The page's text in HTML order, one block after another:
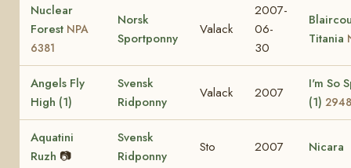
Nuclear
Forest NPA
6381
Norsk
Sportponny
Valack
2007-
06-
30
Titania
Angels Fly
High (1)
Svensk
Ridponny
Valack 2007
I'm So
(1)
Aquatini
Ruzh 📷
Svensk
Ridponny
Sto 2007 Nicara